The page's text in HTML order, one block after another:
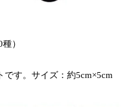
）
です。サイズ：約5cm×5cm